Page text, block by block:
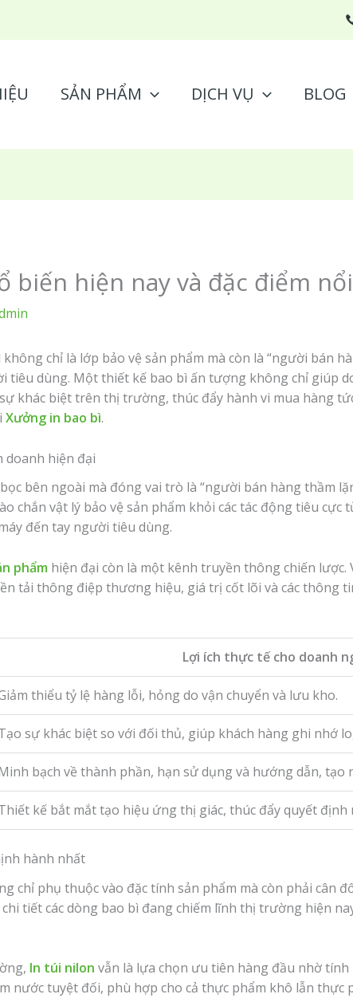
SẢN PHẨM DỊCH VỤ BLOG
biến hiện nay và đặc điểm
chỉ là lớp bảo vệ sản phẩm mà còn là “người bán
tiêu dùng. Một thiết kế bao bì ấn tượng không chỉ giúp
khác biệt trên thị trường, thúc đẩy hành vi mua hàng
Xưởng in bao bì.
doanh hiện đại
bên ngoài mà đóng vai trò là “người bán hàng thầm
chắn vật lý bảo vệ sản phẩm khỏi các tác động tiêu
đến tay người tiêu dùng.
phẩm hiện đại còn là một kênh truyền thông chiến
tải thông điệp thương hiệu, giá trị cốt lõi và các thông
Lợi ích thực tế cho doanh
thiểu tỷ lệ hàng lỗi, hỏng do vận chuyển và lưu kho.
sự khác biệt so với đối thủ, giúp khách hàng ghi nhớ
bạch về thành phần, hạn sử dụng và hướng dẫn, tạo
kế bắt mắt tạo hiệu ứng thị giác, thúc đẩy quyết định
hành nhất
chỉ phụ thuộc vào đặc tính sản phẩm mà còn phải cân
tiết các dòng bao bì đang chiếm lĩnh thị trường hiện
In túi nilon vẫn là lựa chọn ưu tiên hàng đầu nhờ tính
nước tuyệt đối, phù hợp cho cả thực phẩm khô lẫn thực